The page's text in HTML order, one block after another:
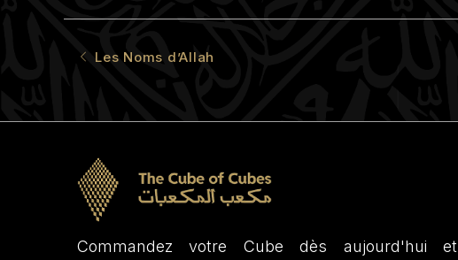
Les Noms d’Allah
Commandez votre Cube dès aujourd'hui et